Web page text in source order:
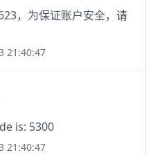
，为保证账户安全，请
21:40:47
is: 5300
21:40:47